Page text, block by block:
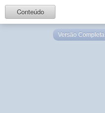
Conteúdo
Versão Completa